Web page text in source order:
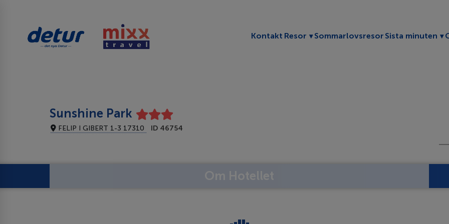
Kontakt Resor Toggle submenu
Sommarlovsresor Sista minuten
Sunshine Park
FELIP I GIBERT 1-3 17310 ID 46754